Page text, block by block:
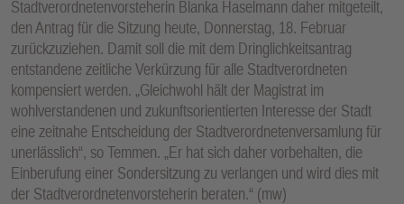
Stadtverordnetenvorsteherin Blanka Haselmann daher mitgeteilt,
den Antrag für die Sitzung heute, Donnerstag, 18. Februar
zurückzuziehen. Damit soll die mit dem Dringlichkeitsantrag
entstandene zeitliche Verkürzung für alle Stadtverordneten
kompensiert werden. „Gleichwohl hält der Magistrat im
wohlverstandenen und zukunftsorientierten Interesse der Stadt
eine zeitnahe Entscheidung der Stadtverordnetenversamlung für
unerlässlich“, so Temmen. „Er hat sich daher vorbehalten, die
Einberufung einer Sondersitzung zu verlangen und wird dies mit
der Stadtverordnetenvorsteherin beraten.“ (mw)